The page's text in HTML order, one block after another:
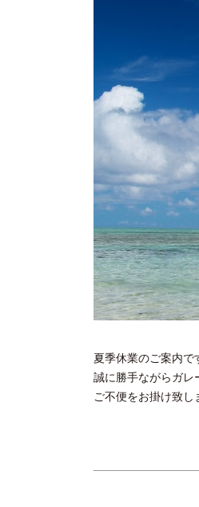
夏季休業のご案内で
誠に勝手ながらガレ
ご不便をお掛け致